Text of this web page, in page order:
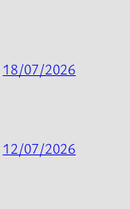
18/07/2026
12/07/2026